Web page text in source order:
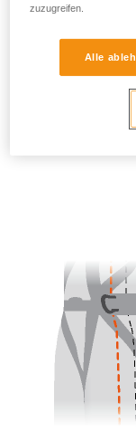
zuzugreifen.
Alle